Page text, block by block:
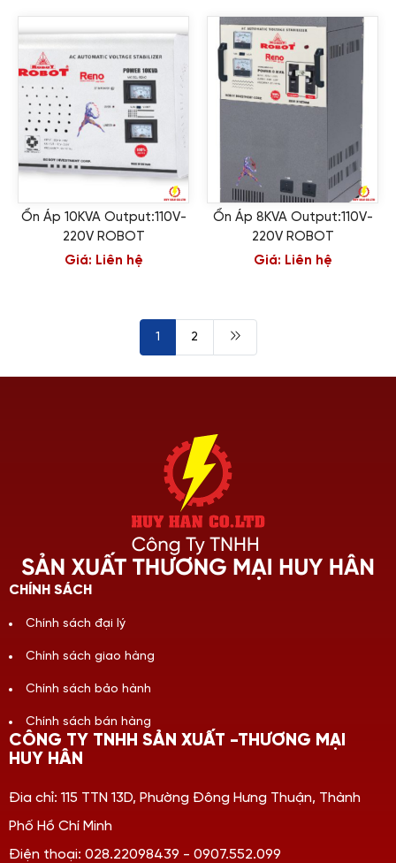
Ổn Áp 10KVA Output:110V-
220V ROBOT
Giá: Liên hệ
Ổn Áp 8KVA Output:110V-
220V ROBOT
Giá: Liên hệ
1 2
CHÍNH SÁCH
Chính sách đại lý
Chính sách giao hàng
Chính sách bảo hành
Chính sách bán hàng
CÔNG TY TNHH SẢN XUẤT -THƯƠNG MẠI
HUY HÂN
Đia chỉ: 115 TTN 13D, Phường Đông Hưng Thuận, Thành
Phố Hồ Chí Minh
Điện thoại: 028.22098439 - 0907.552.099